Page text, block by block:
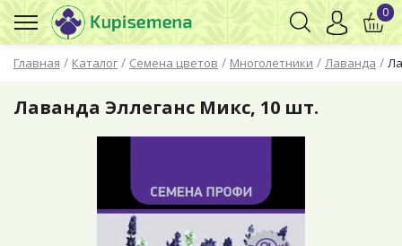
Главная / Каталог / Семена цветов / Многолетники / Лаванда /
0
Лаванда Эллеганс Микс, 10 шт.